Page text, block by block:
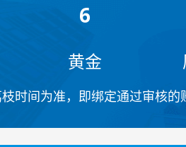
6
黄金
时间为准，即绑定通过审核